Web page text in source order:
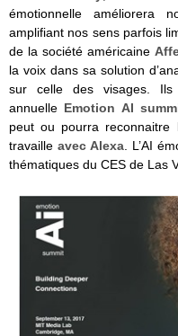
émotionnelle améliorera
amplifiant nos sens parfois
de la société américaine
la voix dans sa solution
sur celle des visages. Ils
annuelle Emotion AI
peut ou pourra reconnaitre
travaille avec Alexa. L’AI
thématiques du CES de Las